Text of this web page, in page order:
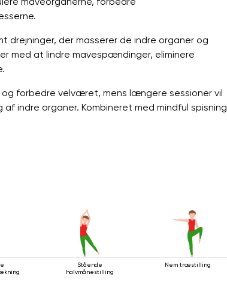
der masserer de indre organer og
med at lindre mavespændinger, eliminere
forbedre velværet, mens længere sessioner vil
indre organer. Kombineret med mindful spisning
Stående
halvmånestilling
Nem træstilling